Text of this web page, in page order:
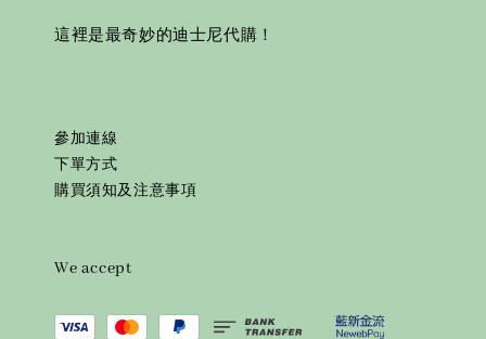
這裡是最奇妙的迪士尼代購！
參加連線
下單方式
購買須知及注意事項
We accept